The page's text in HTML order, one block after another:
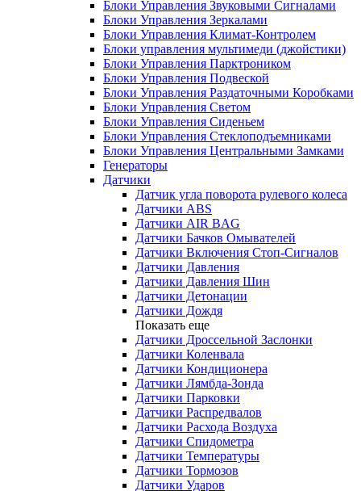
Блоки Управления Звуковыми Сигналами
Блоки Управления Зеркалами
Блоки Управления Климат-Контролем
Блоки управления мультимеди (джойстики)
Блоки Управления Парктроником
Блоки Управления Подвеской
Блоки Управления Раздаточными Коробками
Блоки Управления Светом
Блоки Управления Сиденьем
Блоки Управления Стеклоподъемниками
Блоки Управления Центральными Замками
Генераторы
Датчики
Датчик угла поворота рулевого колеса
Датчики ABS
Датчики AIR BAG
Датчики Бачков Омывателей
Датчики Включения Стоп-Сигналов
Датчики Давления
Датчики Давления Шин
Датчики Детонации
Датчики Дождя
Показать еще
Датчики Дроссельной Заслонки
Датчики Коленвала
Датчики Кондиционера
Датчики Лямбда-Зонда
Датчики Парковки
Датчики Распредвалов
Датчики Расхода Воздуха
Датчики Спидометра
Датчики Температуры
Датчики Тормозов
Датчики Ударов